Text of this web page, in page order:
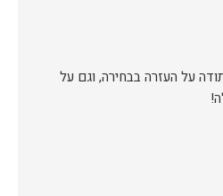
על העזרה בבחירה, וגם על